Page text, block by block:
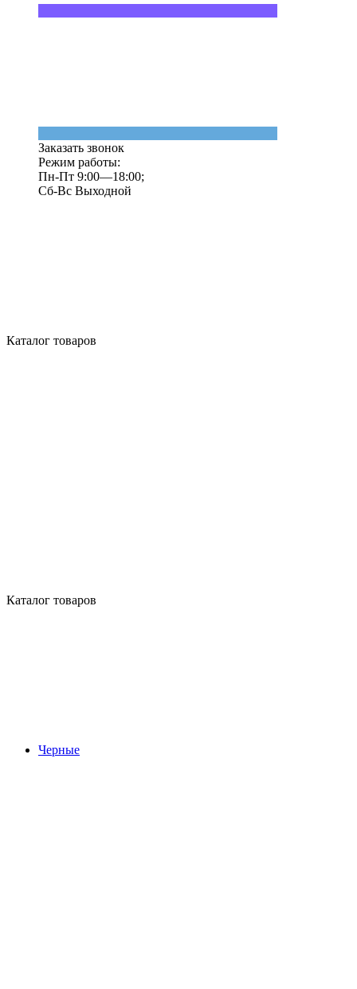
Заказать звонок
Режим работы:
Пн-Пт 9:00—18:00;
Сб-Вс Выходной
Каталог товаров
Каталог товаров
Черные